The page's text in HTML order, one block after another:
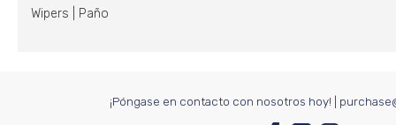
Wipers | Paño
¡Póngase en contacto con nosotros hoy!